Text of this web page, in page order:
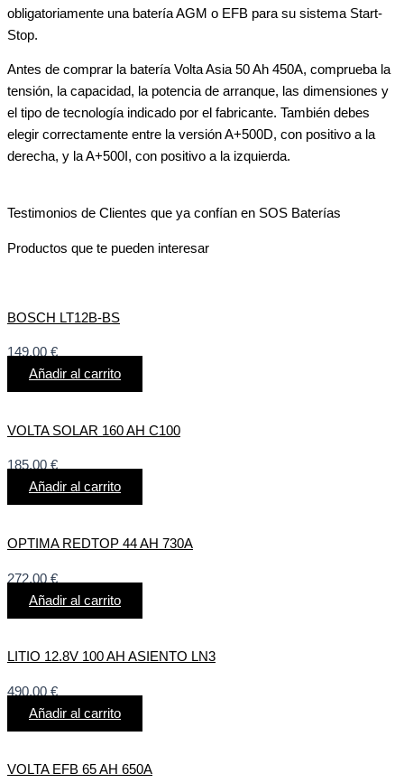
obligatoriamente una batería AGM o EFB para su sistema Start-
Stop.
Antes de comprar la batería Volta Asia 50 Ah 450A, comprueba la
tensión, la capacidad, la potencia de arranque, las dimensiones y
el tipo de tecnología indicado por el fabricante. También debes
elegir correctamente entre la versión A+500D, con positivo a la
derecha, y la A+500I, con positivo a la izquierda.
Testimonios de Clientes que ya confían en SOS Baterías
Productos que te pueden interesar
BOSCH LT12B-BS
149,00€
Añadir al carrito
VOLTA SOLAR 160 AH C100
185,00€
Añadir al carrito
OPTIMA REDTOP 44 AH 730A
272,00 €
Añadir al carrito
LITIO 12.8V 100 AH ASIENTO LN3
490,00 €
Añadir al carrito
VOLTA EFB 65 AH 650A